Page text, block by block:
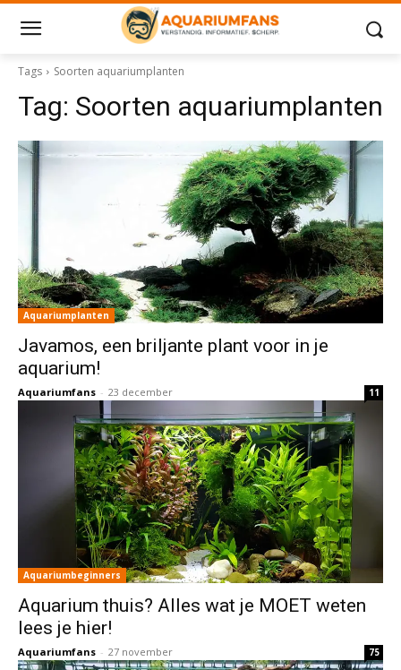
Tags Soorten aquariumplanten
Tag: Soorten aquariumplanten
Aquariumplanten
Javamos, een briljante plant voor in je
aquarium!
Aquariumfans - 23 december 11
Aquariumbeginners
Aquarium thuis? Alles wat je MOET weten
lees je hier!
Aquariumfans - 27 november 75